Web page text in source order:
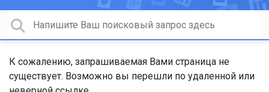
К сожалению, запрашиваемая Вами страница не
существует. Возможно вы перешли по удаленной или